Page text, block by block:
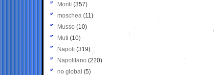
Monti (357)
moschea (11)
Musso (10)
Muti (10)
Napoli (319)
Napolitano (220)
no global (5)